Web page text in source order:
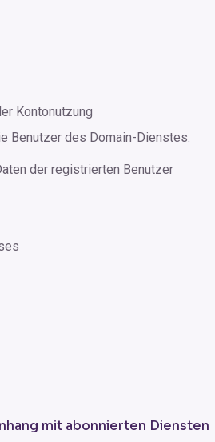
Kontonutzung
Benutzer des Domain-Dienstes:
der registrierten Benutzer
mit abonnierten Diensten